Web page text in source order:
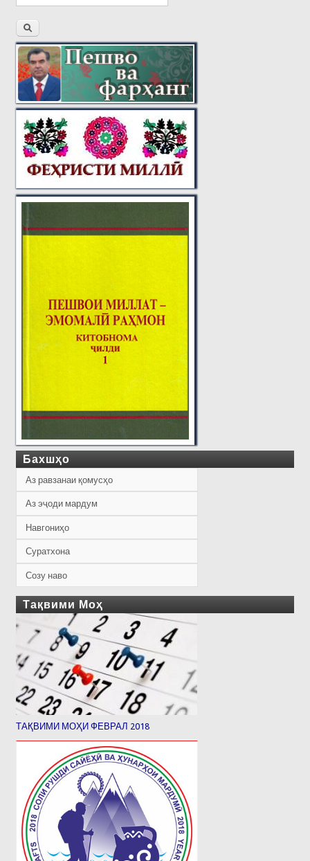
Бахшҳо
Аз равзанаи қомусҳо
Аз эҷоди мардум
Навгониҳо
Суратхона
Созу наво
Тақвими Моҳ
ТАҚВИМИ МОҲИ ФЕВРАЛ 2018